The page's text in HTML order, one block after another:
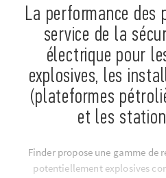
La performance des
service de la
électrique pour
explosives, les
(plateformes
et les
Finder propose une gamme de
potentiellement explosives